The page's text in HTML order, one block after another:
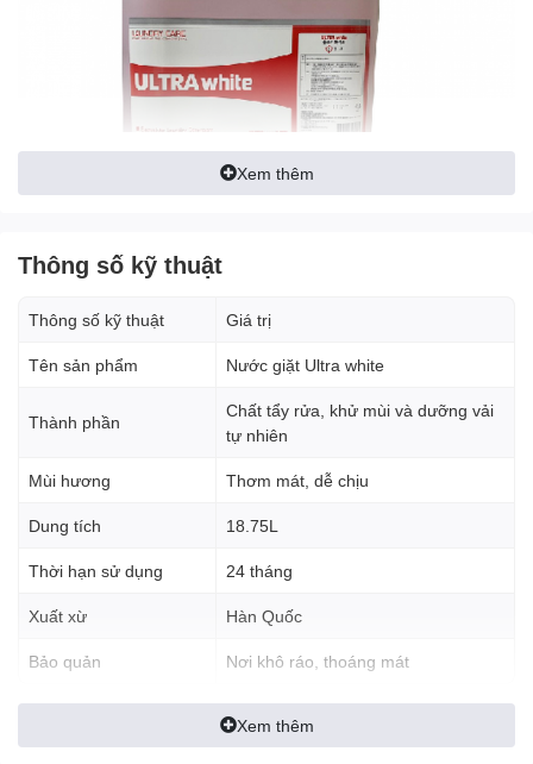
Một số ưu điểm nổi bật của
nước giặt Ultra White:
Làm sạch quần áo hiệu quả, kể cả các vết bẩn cứng đầu
Khử mùi hôi hiệu quả, kể cả những mùi hôi khó chịu nhất
Giữ cho quần áo luôn trắng sáng và thơm tho
Hương thơm nhẹ nhàng, dễ chịu
Nước giặt không hại da tay , an toàn cho người sử dụng
Hướng dẫn sử dụng
Giặt máy: Cho 60ml -80ml Nước giặt Ultra white dùng cho 7kg
nước giặt lên vết bẩn cứng đầu. Ngâm quần áo trong vòng 5-10
phút với nước giặt trước khi xả sạch với nước.
Xem thêm
Thông số kỹ thuật
Thông số kỹ thuật Giá trị
Tên sản phẩm Nước giặt Ultra white
Thành phần
Chất tẩy rửa, khử mùi và dưỡng vải
tự nhiên
Mùi hương Thơm mát, dễ chịu
Dung tích 18.75L
Thời hạn sử dụng 24 tháng
Xuất xừ Hàn Quốc
Bảo quản Nơi khô ráo, thoáng mát
Xem thêm